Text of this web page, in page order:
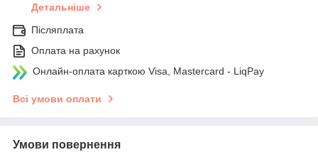
Детальніше
Післяплата
Оплата на рахунок
Онлайн-оплата карткою Visa, Mastercard - LiqPay
Всі умови оплати
Умови повернення